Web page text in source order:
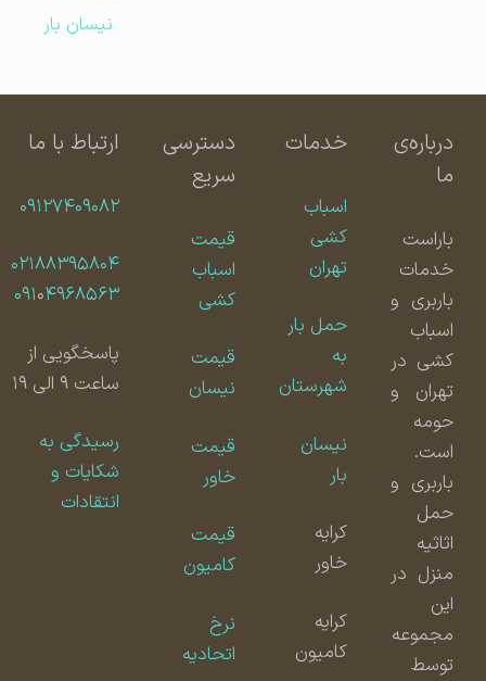
نیسان بار
درباره‌ی
باراست
خدمات
باربری و
اسباب
کشی در
تهران و
حومه
است.
باربری و
حمل
اثاثیه
منزل در
مجموعه
توسط
خدمات
اسباب
کشی
تهران
حمل بار
شهرستان
نیسان
کامیون
دسترسی
سریع
قیمت
اسباب
کشی
قیمت
نیسان
قیمت
قیمت
کامیون
اتحادیه
ارتباط با ما
۰۹۱۲۷۴۰۹۰۸۲
۰۲۱۸۸۳۹۵۸۰۴
۰۹۱۰۴۹۶۸۵۶۳
پاسخگویی از
ساعت ۹ الی ۱۹
رسیدگی به
شکایات و
انتقادات